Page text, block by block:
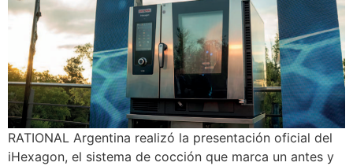
RATIONAL Argentina realizó la presentación oficial del
iHexagon, el sistema de cocción que marca un antes y